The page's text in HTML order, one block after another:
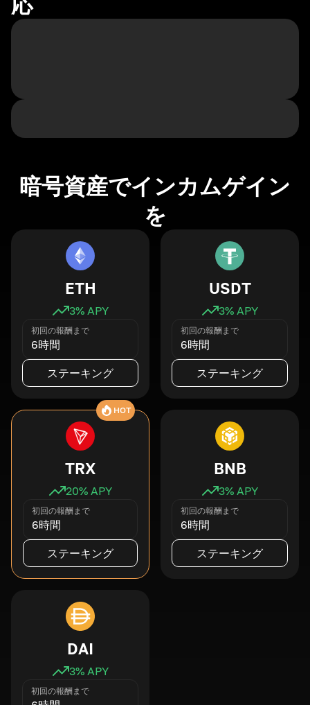
暗号資産でインカムゲイン
を
ETH
3% APY
初回の報酬まで
6時間
ステーキング
USDT
3% APY
初回の報酬まで
6時間
ステーキング
HOT
TRX
20% APY
初回の報酬まで
6時間
ステーキング
BNB
3% APY
初回の報酬まで
6時間
ステーキング
DAI
3% APY
初回の報酬まで